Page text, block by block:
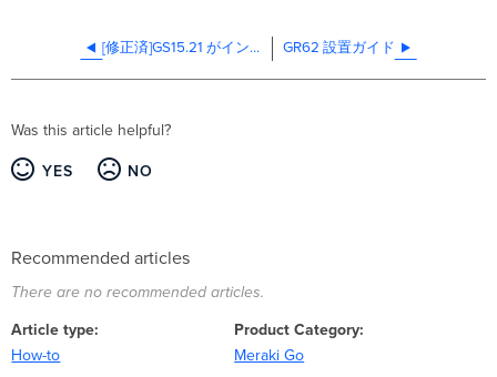
[修正済]GS15.21 がインストールされたスイッチにおいて PoE が機能しない事象について GR62 設置ガイド
Was this article helpful?
YES NO
Recommended articles
There are no recommended articles.
Article type
How-to
Product Category
Meraki Go